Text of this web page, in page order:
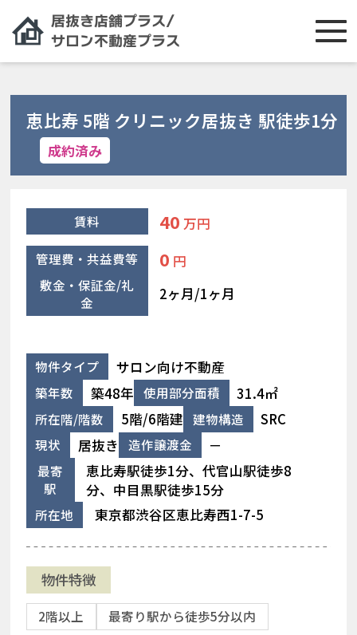
恵比寿 5階 クリニック居抜き 駅徒歩1分
成約済み
賃料 40 万円
管理費・共益費等 0 円
敷金・保証金/礼
金
2ヶ月/1ヶ月
物件タイプ サロン向け不動産
築年数 築48年 使用部分面積 31.4㎡
所在階/階数 5階/6階建 建物構造 SRC
現状 居抜き 造作譲渡金 －
最寄
駅
恵比寿駅徒歩1分、代官山駅徒歩8
分、中目黒駅徒歩15分
所在地 東京都渋谷区恵比寿西1-7-5
物件特徴
2階以上 最寄り駅から徒歩5分以内